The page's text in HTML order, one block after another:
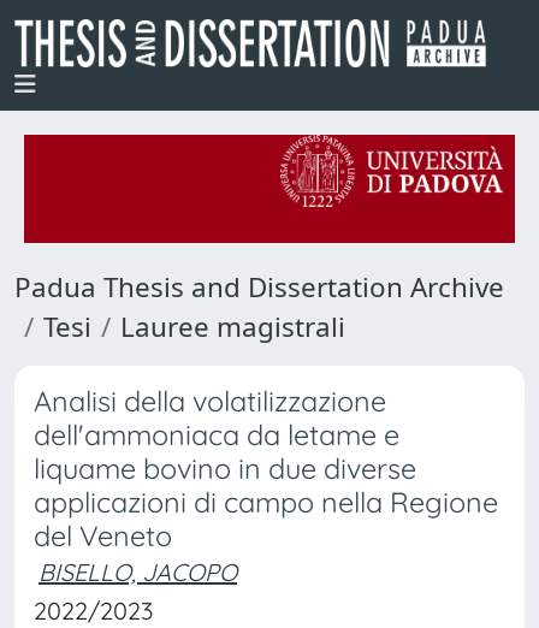
Padua Thesis and Dissertation Archive
Tesi
Lauree magistrali
Analisi della volatilizzazione
dell'ammoniaca da letame e
liquame bovino in due diverse
applicazioni di campo nella Regione
del Veneto
BISELLO, JACOPO
2022/2023